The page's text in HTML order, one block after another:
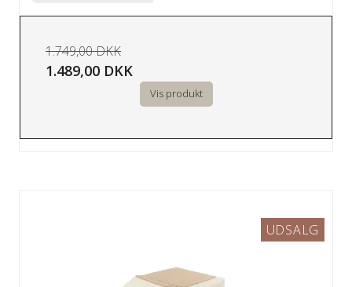
1.749,00 DKK
1.489,00 DKK
Vis produkt
UDSALG